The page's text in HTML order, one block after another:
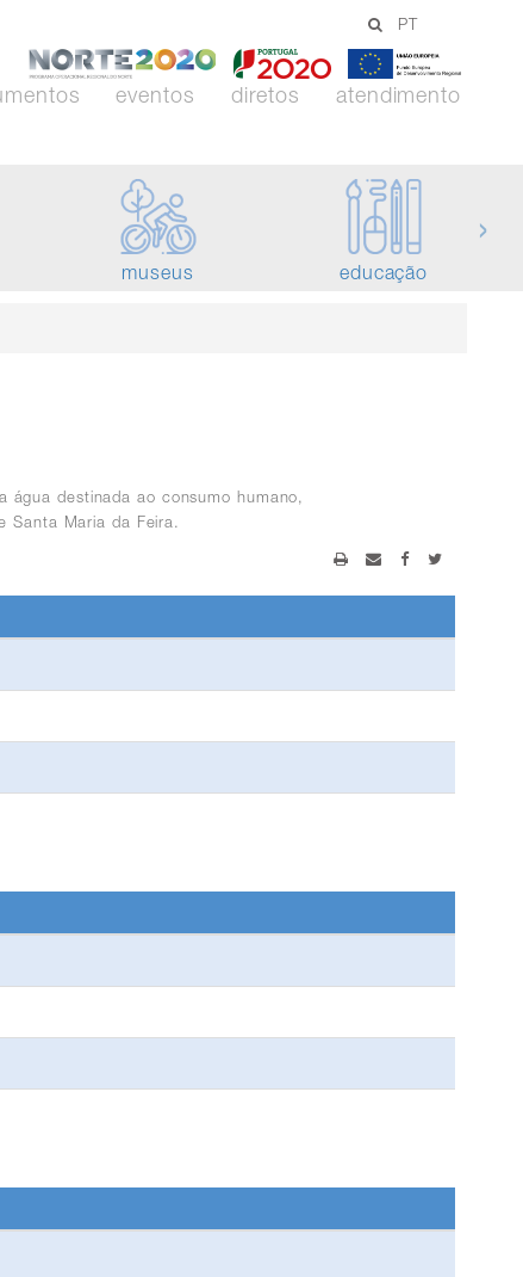
PT
Norte
2020
Portugal
2020
União
eventos diretos atendimento
museus educação
›
água destinada ao consumo humano,
Santa Maria da Feira.